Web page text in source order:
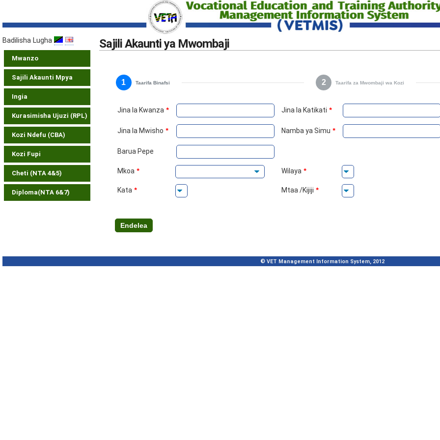
Badilisha Lugha
Mwanzo
Sajili Akaunti Mpya
Ingia
Kurasimisha Ujuzi (RPL)
Kozi Ndefu (CBA)
Kozi Fupi
Cheti (NTA 4&5)
Diploma(NTA 6&7)
Sajili Akaunti ya Mwombaji
1 Taarifa Binafsi 2 Taarifa za Mwombaji wa Kozi
Jina la Kwanza * Jina la Katikati *
Jina la Mwisho * Namba ya Simu *
Barua Pepe
Mkoa * Wilaya *
Kata * Mtaa /Kijiji *
© VET Management Information System, 2012